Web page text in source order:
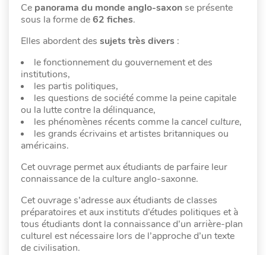
Ce panorama du monde anglo-saxonse présente
sous la forme de62 fiches.
Elles abordent des sujets très divers :
le fonctionnement du gouvernement et des
institutions,
les partis politiques,
les questions de société comme la peine capitale
ou la lutte contre la délinquance,
les phénomènes récents comme lacancel culture,
les grands écrivains et artistes britanniques ou
américains.
Cet ouvrage permet aux étudiants de parfaire leur
connaissance de la culture anglo-saxonne.
Cet ouvrage s’adresse aux étudiants de classes
préparatoires et aux instituts d’études politiques et à
tous étudiants dont la connaissance d’un arrière-plan
culturel est nécessaire lors de l’approche d’un texte
de civilisation.